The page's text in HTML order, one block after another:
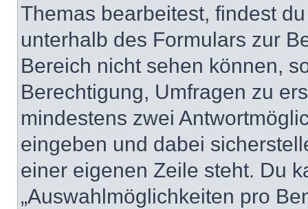
Themas bearbeitest, findest
unterhalb des Formulars zur
Bereich nicht sehen können,
Berechtigung, Umfragen zu
mindestens zwei
eingeben und dabei
einer eigenen Zeile steht. Du
„Auswahlmöglichkeiten pro